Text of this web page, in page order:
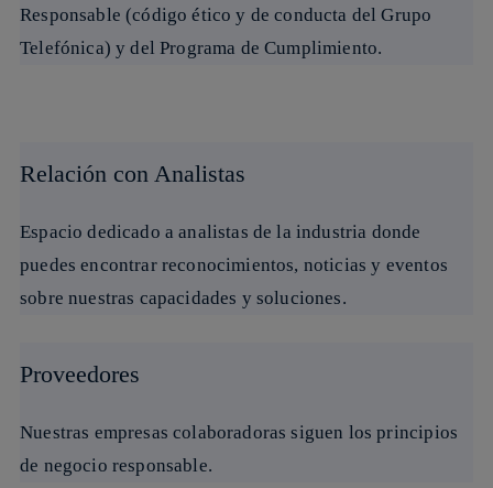
Responsable (código ético y de conducta del Grupo
Telefónica) y del Programa de Cumplimiento.
Relación con Analistas
Espacio dedicado a analistas de la industria donde
puedes encontrar reconocimientos, noticias y eventos
sobre nuestras capacidades y soluciones.
Proveedores
Nuestras empresas colaboradoras siguen los principios
de negocio responsable.